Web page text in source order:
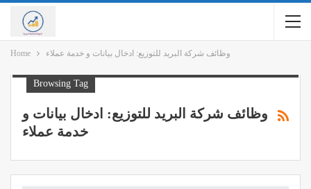
Home وظائف شركة البريد للتوزيع: ادخال بيانات و خدمة عملاء
Browsing Tag
وظائف شركة البريد للتوزيع: ادخال بيانات و
خدمة عملاء